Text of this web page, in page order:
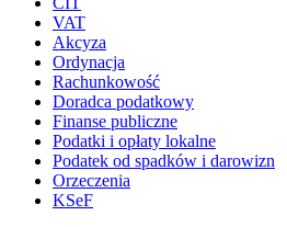
VAT
Akcyza
Ordynacja
Rachunkowość
Doradca podatkowy
Finanse publiczne
Podatki i opłaty lokalne
Podatek od spadków i darowizn
Orzeczenia
KSeF